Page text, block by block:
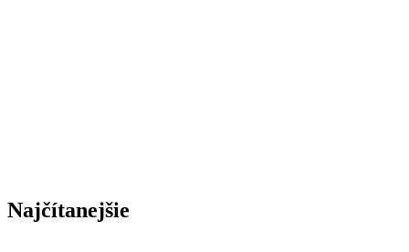
Najčítanejšie